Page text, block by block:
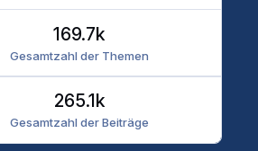
Gesamtzahl der Themen
169.7k
Gesamtzahl der Beiträge
265.1k